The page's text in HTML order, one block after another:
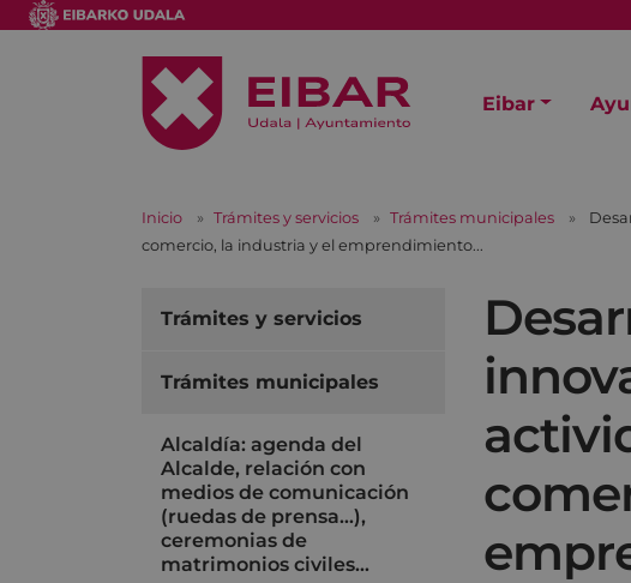
Eibar
Inicio Trámites y servicios Trámites municipales
comercio, la industria y el emprendimiento...
Trámites y servicios
Trámites municipales
Alcaldía: agenda del
Alcalde, relación con
medios de comunicación
(ruedas de prensa…),
ceremonias de
matrimonios civiles…